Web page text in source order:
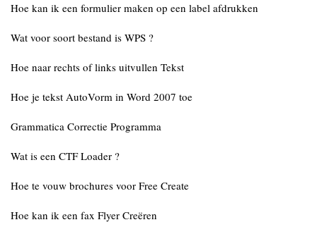
Hoe kan ik een formulier maken op een label afdrukken
Wat voor soort bestand is WPS ?
Hoe naar rechts of links uitvullen Tekst
Hoe je tekst AutoVorm in Word 2007 toe
Grammatica Correctie Programma
Wat is een CTF Loader ?
Hoe te vouw brochures voor Free Create
Hoe kan ik een fax Flyer Creëren